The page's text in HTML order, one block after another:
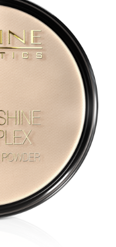
RÉSZLETEK